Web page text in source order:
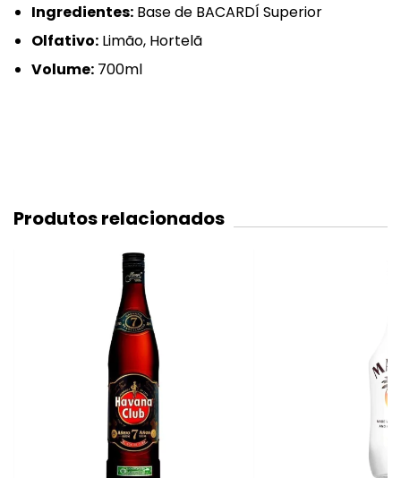
Ingredientes: Base de BACARDÍ Superior
Olfativo: Limão, Hortelã
Volume: 700ml
Produtos relacionados